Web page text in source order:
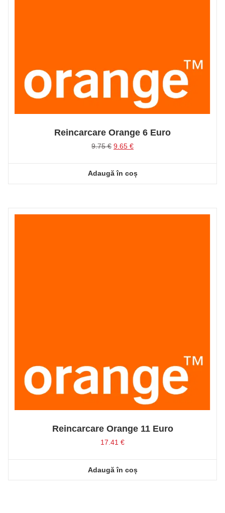
Reincarcare Orange 6 Euro
9.75€ Prețul
fost:
9.65 €Prețul
9.65 €.
Adaugă în coș
Reincarcare Orange 11 Euro
17.41 €
Adaugă în coș